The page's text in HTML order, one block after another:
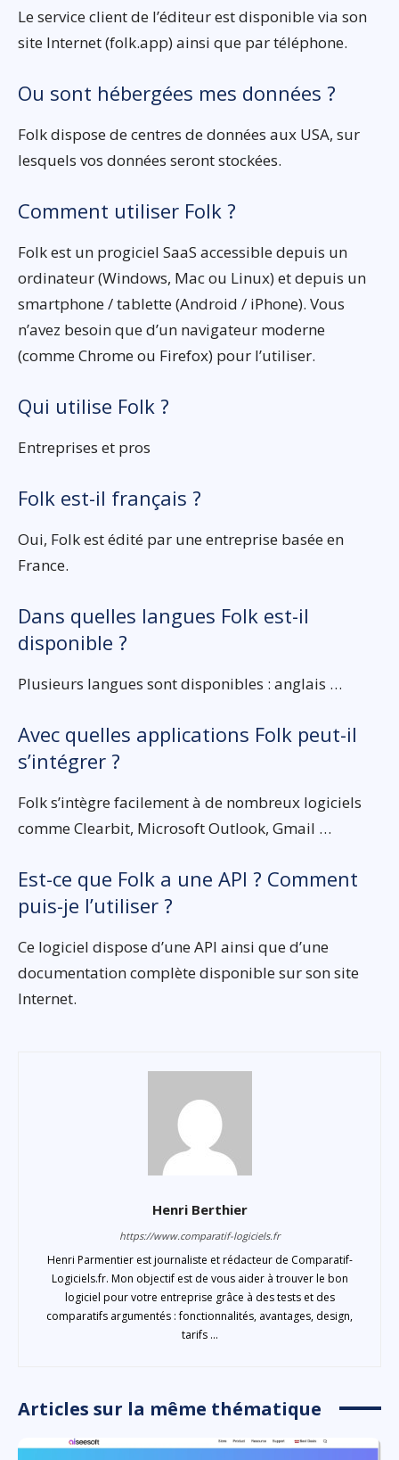
Le service client de l’éditeur est disponible via son
site Internet (folk.app) ainsi que par téléphone.
Ou sont hébergées mes données ?
Folk dispose de centres de données aux USA, sur
lesquels vos données seront stockées.
Comment utiliser Folk ?
Folk est un progiciel SaaS accessible depuis un
ordinateur (Windows, Mac ou Linux) et depuis un
smartphone / tablette (Android / iPhone). Vous
n’avez besoin que d’un navigateur moderne
(comme Chrome ou Firefox) pour l’utiliser.
Qui utilise Folk ?
Entreprises et pros
Folk est-il français ?
Oui, Folk est édité par une entreprise basée en
France.
Dans quelles langues Folk est-il
disponible ?
Plusieurs langues sont disponibles : anglais …
Avec quelles applications Folk peut-il
s’intégrer ?
Folk s’intègre facilement à de nombreux logiciels
comme Clearbit, Microsoft Outlook, Gmail …
Est-ce que Folk a une API ? Comment
puis-je l’utiliser ?
Ce logiciel dispose d’une API ainsi que d’une
documentation complète disponible sur son site
Internet.
Henri Berthier
https://www.comparatif-logiciels.fr
Henri Parmentier est journaliste et rédacteur de Comparatif-
Logiciels.fr. Mon objectif est de vous aider à trouver le bon
logiciel pour votre entreprise grâce à des tests et des
comparatifs argumentés : fonctionnalités, avantages, design,
tarifs ...
Articles sur la même thématique